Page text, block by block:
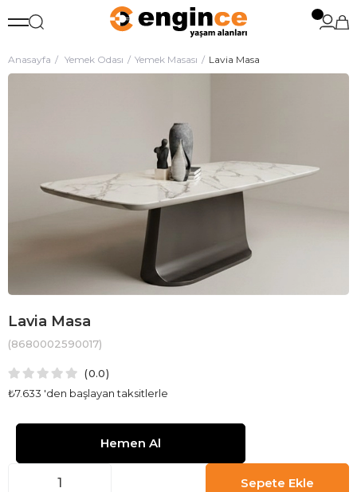
Anasayfa Yemek Odası Yemek Masası Lavia Masa
Lavia Masa
(8680002590017)
0.0
₺7.633 'den başlayan taksitlerle